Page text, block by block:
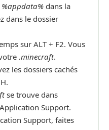
%appdata% dans la
dans le dossier
sur ALT + F2. Vous
.minecraft.
les dossiers cachés
se trouve dans
Support.
Support, faites